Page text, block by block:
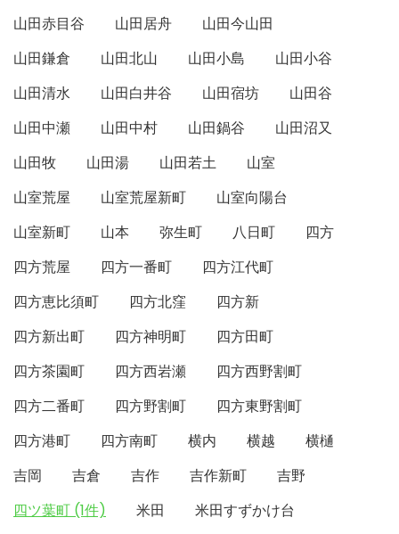
山田赤目谷
山田居舟
山田今山田
山田鎌倉
山田北山 山田小島
山田小谷
山田清水
山田白井谷 山田宿坊
山田谷
山田中瀬
山田中村 山田鍋谷
山田沼又
山田牧
山田湯 山田若土
山室
山室荒屋
山室荒屋新町
山室向陽台
山室新町
山本 弥生町 八日町
四方
四方荒屋
四方一番町
四方江代町
四方恵比須町
四方北窪
四方新
四方新出町
四方神明町
四方田町
四方茶園町
四方西岩瀬
四方西野割町
四方二番町
四方野割町
四方東野割町
四方港町
四方南町 横内 横越
横樋
吉岡
吉倉 吉作 吉作新町
吉野
四ツ葉町 (1件)
米田
米田すずかけ台